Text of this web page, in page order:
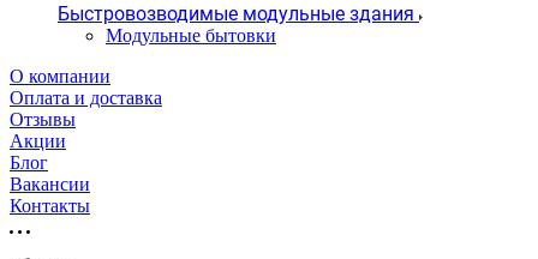
Быстровозводимые модульные здания
Модульные бытовки
О компании
Оплата и доставка
Отзывы
Акции
Блог
Вакансии
Контакты